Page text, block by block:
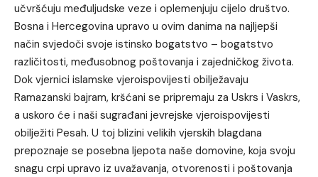
učvršćuju međuljudske veze i oplemenjuju cijelo društvo.
Bosna i Hercegovina upravo u ovim danima na najljepši
način svjedoči svoje istinsko bogatstvo – bogatstvo
različitosti, međusobnog poštovanja i zajedničkog života.
Dok vjernici islamske vjeroispovijesti obilježavaju
Ramazanski bajram, kršćani se pripremaju za Uskrs i Vaskrs,
a uskoro će i naši sugrađani jevrejske vjeroispovijesti
obilježiti Pesah. U toj blizini velikih vjerskih blagdana
prepoznaje se posebna ljepota naše domovine, koja svoju
snagu crpi upravo iz uvažavanja, otvorenosti i poštovanja